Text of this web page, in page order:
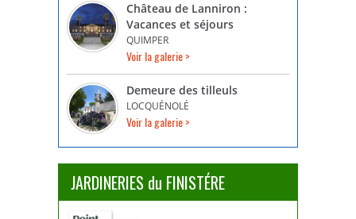
Château de Lanniron :
Vacances et séjours
QUIMPER
Voir la galerie >
Demeure des tilleuls
LOCQUÉNOLÉ
Voir la galerie >
JARDINERIES du FINISTÉRE